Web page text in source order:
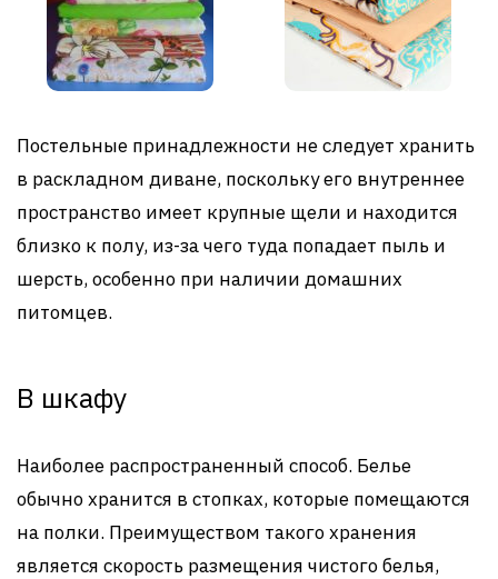
Постельные принадлежности не следует хранить
в раскладном диване, поскольку его внутреннее
пространство имеет крупные щели и находится
близко к полу, из-за чего туда попадает пыль и
шерсть, особенно при наличии домашних
питомцев.
В шкафу
Наиболее распространенный способ. Белье
обычно хранится в стопках, которые помещаются
на полки. Преимуществом такого хранения
является скорость размещения чистого белья,